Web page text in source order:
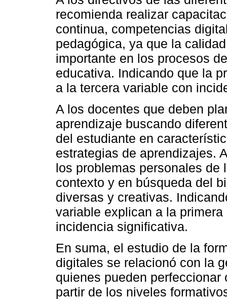
recomienda realizar
continua, competencias
pedagógica, ya que la
importante en los procesos
educativa. Indicando que la
a la tercera variable con
A los docentes que deben
aprendizaje buscando
del estudiante en
estrategias de aprendizajes.
los problemas personales de
contexto y en búsqueda del
diversas y creativas.
variable explican a la
incidencia significativa.
En suma, el estudio de la
digitales se relacionó con la
quienes pueden
partir de los niveles